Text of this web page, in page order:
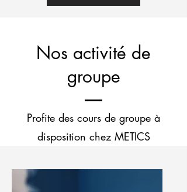
Nos activité de
groupe
Profite des cours de groupe à
disposition chez METICS